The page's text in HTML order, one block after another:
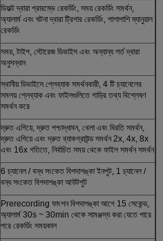
ডিফল্ট দ্বারা প্রারম্ভে রেকর্ডিং, সময় রেকর্ডিং সমর্থন,
অ্যালার্ম এবং ঘটনা দ্বারা ট্রিগার রেকর্ডিং, পাশাপাশি ম্যানুয়াল
রেকর্ডিং
সময়, টাইপ, স্টোরেজ ডিভাইস এবং অন্যান্য শর্ত দ্বারা
অনুসন্ধান
স্থানীয় ডিভাইসে প্লেব্যাক সমর্থনকারী, 4 টি চ্যানেলের
সমলয় প্লেব্যাক এবং ফাইলগুলিতে গাড়ির তথ্য বিশ্লেষণ
সমর্থন করে
দ্রুত এগিয়ে, দ্রুত পশ্চাদ্ধাবন, খেলা এবং বিরতি সমর্থন,
দ্রুত এগিয়ে এবং দ্রুত ব্যাকগ্রাউন্ড সমর্থন 2x, 4x, 8x
এবং 16x গতিতে, নির্বাচিত সময় থেকে ফাইল সমর্থন সমর্থন
6 চ্যানেল / বন্ধ সংকেত বিপদাশঙ্কা ইনপুট, 1 চ্যানেল /
বন্ধ সংকেত বিপদাশঙ্কা আউটপুট
Prerecording ফাংশন বিপদাশঙ্কা আগে 15 সেকেন্ড,
অ্যালার্ম 30s ~ 30min থেকে সামঞ্জস্য করা যেতে পারে
পরে রেকর্ডিং সময়কাল